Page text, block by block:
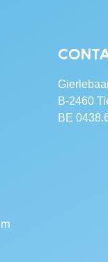
B-2460
BE